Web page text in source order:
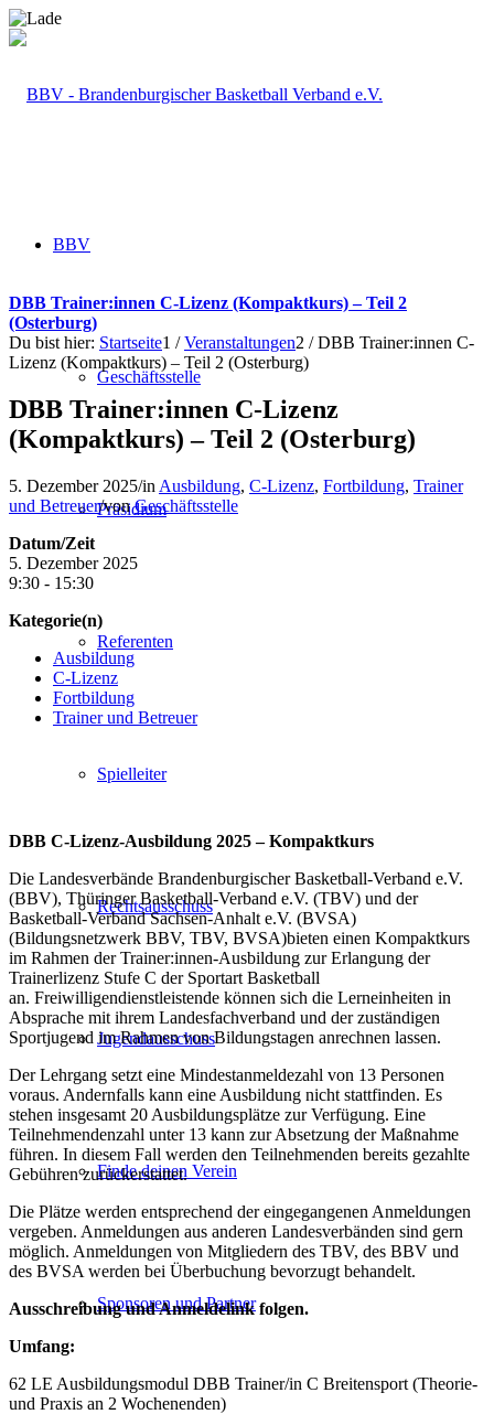
BBV
Geschäftsstelle
Präsidium
Referenten
Spielleiter
Rechtsausschuss
Jugendausschuss
Finde deinen Verein
Sponsoren und Partner
DBB Trainer:innen C-Lizenz (Kompaktkurs) – Teil 2
(Osterburg)
Du bist hier: Startseite1 / Veranstaltungen2 / DBB Trainer:innen C-
Lizenz (Kompaktkurs) – Teil 2 (Osterburg)
DBB Trainer:innen C-Lizenz
(Kompaktkurs) – Teil 2 (Osterburg)
5. Dezember 2025/in Ausbildung, C-Lizenz, Fortbildung, Trainer
und Betreuer/vonGeschäftsstelle
Datum/Zeit
5. Dezember 2025
9:30 - 15:30
Kategorie(n)
Ausbildung
C-Lizenz
Fortbildung
Trainer und Betreuer
DBB C-Lizenz-Ausbildung 2025 – Kompaktkurs
Die Landesverbände Brandenburgischer Basketball-Verband e.V.
(BBV), Thüringer Basketball-Verband e.V. (TBV) und der
Basketball-Verband Sachsen-Anhalt e.V. (BVSA)
(Bildungsnetzwerk BBV, TBV, BVSA)bieten einen Kompaktkurs
im Rahmen der Trainer:innen-Ausbildung zur Erlangung der
Trainerlizenz Stufe C der Sportart Basketball
an. Freiwilligendienstleistende können sich die Lerneinheiten in
Absprache mit ihrem Landesfachverband und der zuständigen
Sportjugend im Rahmen von Bildungstagen anrechnen lassen.
Der Lehrgang setzt eine Mindestanmeldezahl von 13 Personen
voraus. Andernfalls kann eine Ausbildung nicht stattfinden. Es
stehen insgesamt 20 Ausbildungsplätze zur Verfügung. Eine
Teilnehmendenzahl unter 13 kann zur Absetzung der Maßnahme
führen. In diesem Fall werden den Teilnehmenden bereits gezahlte
Gebühren zurückerstattet.
Die Plätze werden entsprechend der eingegangenen Anmeldungen
vergeben. Anmeldungen aus anderen Landesverbänden sind gern
möglich. Anmeldungen von Mitgliedern des TBV, des BBV und
des BVSA werden bei Überbuchung bevorzugt behandelt.
Ausschreibung und Anmeldelink folgen.
Umfang:
62 LE Ausbildungsmodul DBB Trainer/in C Breitensport (Theorie-
und Praxis an 2 Wochenenden)